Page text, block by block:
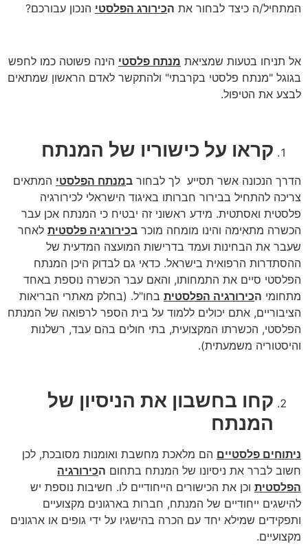
המתחיל/ה כיצד לבחור את הכירורג הפלסטי הנכון עבורכם?
אל תניחו בטעות שמציאת מנתח פלסטי הינה פשוטה כמו לחפש
בגוגל "מנתח פלסטי בקרבתי" ולהתקשר לאדם הראשון שמתאים
לבצע את הטיפול.
קראו על כישוריו של המנתח
הדרך הנכונה אשר תסייע לך לבחור במנתח הפלסטי המתאים
צריכה להתחיל בבירור חברותו באיגוד הישראלי לכירורגיה
פלסטית ואסתטית. מידע ראשוני זה יבטיח כי המנתח אכן עבר
הכשרה מתאימה והינו מומחה מוכר בכירורגיה פלסטית לאחר
שעבר את הבחינות ועמד בדרישות המועצה המדעית של
ההסתדרות הרפואית בישראל. כדאי גם לבדוק היכן המנתח
הפלסטי סיים את התמחותו, והאם עבר הכשרה נוספת באחד
מתחומי הכירורגיה הפלסטית בחו"ל. (בחלק מאתרי הבריאות
הציבוריים, אתם יכולים ללמוד על בית הספר לרפואה של המנתח
הפלסטי, הכשרתו המקצועית, בתי חולים בהם עבד, רשלנות
והיסטוריה משמעתית).
קחו בחשבון את הניסיון של
המנתח
ניתוחים פלסטיים הם מלאכת מחשבת ואומנות מסובכת, לכן
חשוב לברר את ניסיונו של המנתח בתחום הכירורגיה
הפלסטית וכן את הכישורים הייחודיים לו. חשיבות נוספת יש
להישגים ייחודיים של המנתח, חברות בארגונים מקצועיים
ותפקידים שמילא יחד עם הכרה בהישגיו על ידי גופים או ארגונים
מקצועיים.